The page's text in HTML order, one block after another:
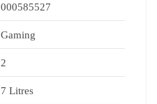
000585527
Gaming
2
7 Litres